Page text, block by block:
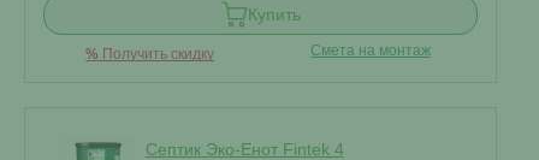
Купить
% Получить скидку Смета на монтаж
Септик Эко-Енот Fintek 4